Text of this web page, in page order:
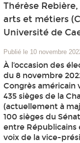
Thérèse
arts et métiers
Université de
Publié le 10 novembre
À l’occasion des
du 8 novembre
Congrès américain
435 sièges de la
(actuellement à
100 sièges du
entre Républicains
voix de la vice-